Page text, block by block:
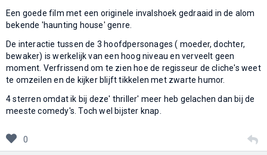
Een goede film met een originele invalshoek gedraaid in de alom
bekende 'haunting house' genre.
De interactie tussen de 3 hoofdpersonages ( moeder, dochter,
bewaker) is werkelijk van een hoog niveau en verveelt geen
moment. Verfrissend om te zien hoe de regisseur de cliche's weet
te omzeilen en de kijker blijft tikkelen met zwarte humor.
4 sterren omdat ik bij deze' thriller' meer heb gelachen dan bij de
meeste comedy's. Toch wel bijster knap.
0